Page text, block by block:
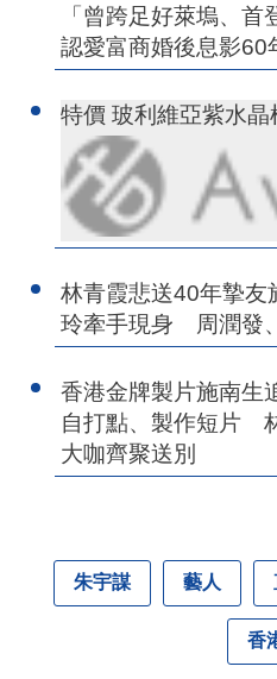
「曾跨足好萊塢、
認愛富商婚後息影60
特價 玻利維亞紫水
林青霞悲送40年摯友
玲牽手現身 周潤發
香港金牌製片施南生
自打點、製作短片
大咖齊聚送別
朱宇謀 藝人
香